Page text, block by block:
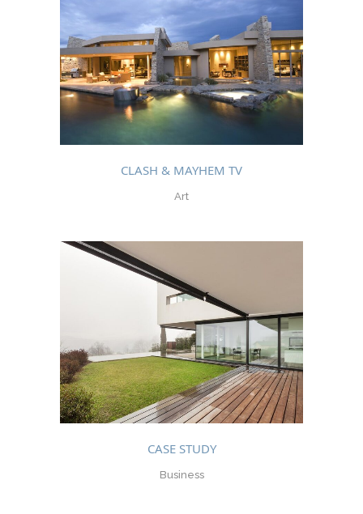
CLASH & MAYHEM TV
Art
CASE STUDY
Business